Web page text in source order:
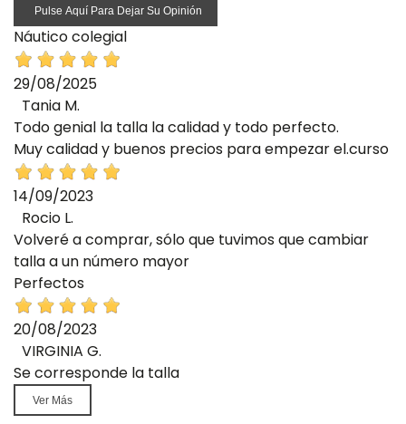
Pulse Aquí Para Dejar Su Opinión
Náutico colegial
29/08/2025
Tania M.
Todo genial la talla la calidad y todo perfecto.
Muy calidad y buenos precios para empezar el.curso
14/09/2023
Rocio L.
Volveré a comprar, sólo que tuvimos que cambiar
talla a un número mayor
Perfectos
20/08/2023
VIRGINIA G.
Se corresponde la talla
Ver Más